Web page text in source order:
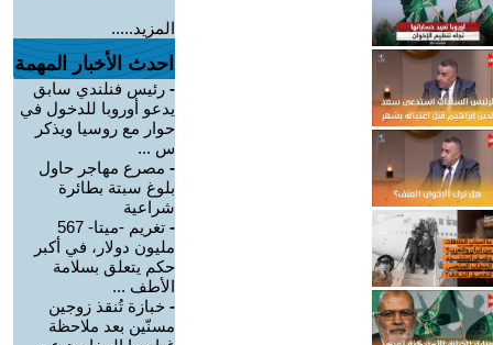
المزيد.....
احدث الأخبار المهمة
- رئيس فنلندي سابق
يدعو أوروبا للدخول في
حوار مع روسيا ويذكر
س ...
- مصرع مهاجر حاول
بلوغ سبتة بطائرة
شراعية
-
تغريم -ميتا- 567
مليون دولار، في أكبر
حكم يتعلق بسلامة
الأطف ...
- خبازة تُنقذ زوجين
مسنّين بعد ملاحظة